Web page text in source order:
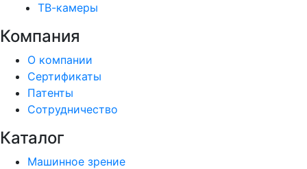
ТВ-камеры
Компания
О компании
Сертификаты
Патенты
Сотрудничество
Каталог
Машинное зрение